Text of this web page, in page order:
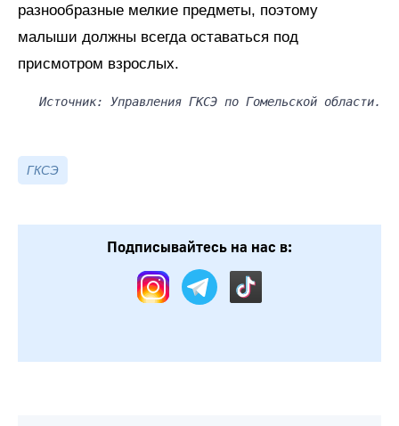
разнообразные мелкие предметы, поэтому
малыши должны всегда оставаться под
присмотром взрослых.
Источник: Управления ГКСЭ по Гомельской области.
ГКСЭ
Подписывайтесь на нас в: